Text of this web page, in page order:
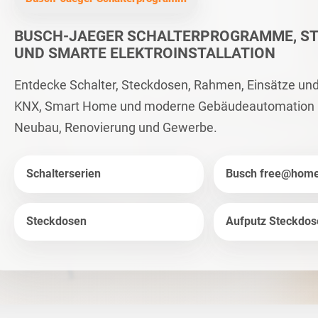
BUSCH-JAEGER SCHALTERPROGRAMME,
UND SMARTE ELEKTROINSTALLATION
Entdecke Schalter, Steckdosen, Rahmen, Einsätze
KNX, Smart Home und moderne
Neubau, Renovierung und Gewerbe.
Schalterserien Busch
Steckdosen Aufputz